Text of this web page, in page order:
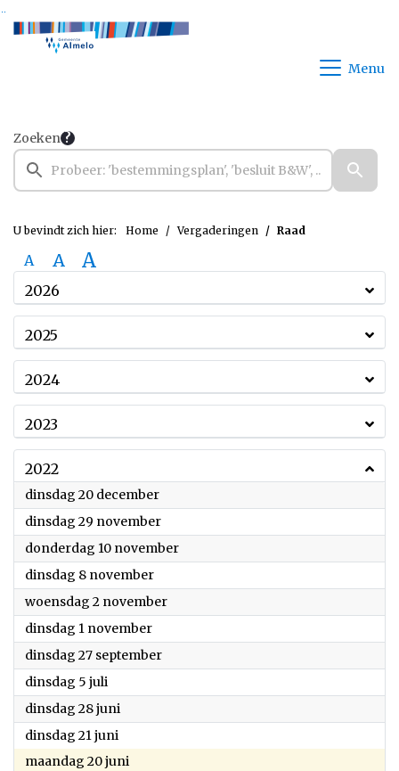
Ga naar de inhoud van deze pagina
Ga naar het zoeken
Ga naar het menu
Menu
Zoeken
U bevindt zich hier: Home Vergaderingen Raad
A A A
2026
2025
2024
2023
2022
dinsdag 20 december2022
dinsdag 29 november2022
donderdag 10 november2022
dinsdag 8 november2022
woensdag 2 november2022
dinsdag 1 november2022
dinsdag 27 september2022
dinsdag 5 juli
dinsdag 28 juni
dinsdag 21 juni
maandag 20 juni